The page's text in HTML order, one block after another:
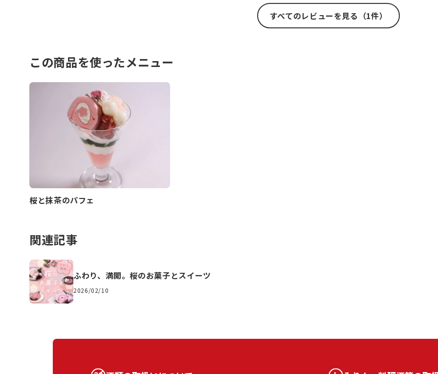
すべてのレビューを見る（1件）
この商品を使ったメニュー
桜と抹茶のパフェ
関連記事
ふわり、満開。桜のお菓子とスイーツ
2026/02/10